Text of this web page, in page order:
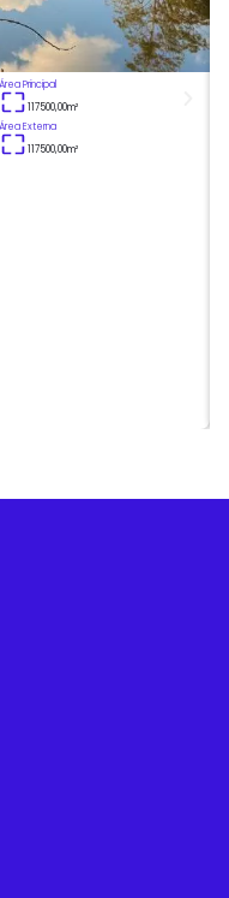
Área Principal
117500,00m²
Área Externa
117500,00m²